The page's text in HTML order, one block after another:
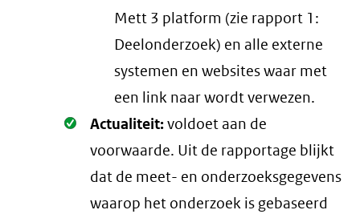
Mett 3 platform (zie rapport 1:
Deelonderzoek) en alle externe
systemen en websites waar met
een link naar wordt verwezen.
Oké.
Actualiteit:voldoet aan de
voorwaarde. Uit de rapportage blijkt
dat de meet- en onderzoeksgegevens
waarop het onderzoek is gebaseerd